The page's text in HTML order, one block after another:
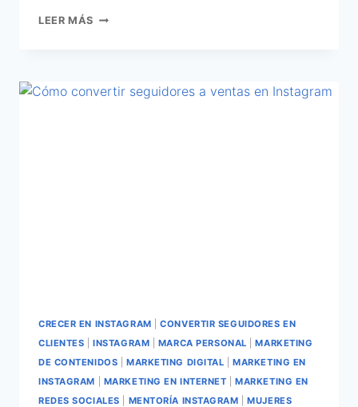
LEER MÁS
CRECER EN INSTAGRAM |CONVERTIR SEGUIDORES EN
CLIENTES |INSTAGRAM MARCA PERSONAL |MARKETING
DE CONTENIDOS
MARKETING DIGITAL |MARKETING EN
INSTAGRAM
MARKETING EN INTERNET |MARKETING EN
REDES SOCIALES
MENTORÍA INSTAGRAM |MUJERES